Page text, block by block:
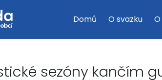
Domů O svazku
sezóny kančím